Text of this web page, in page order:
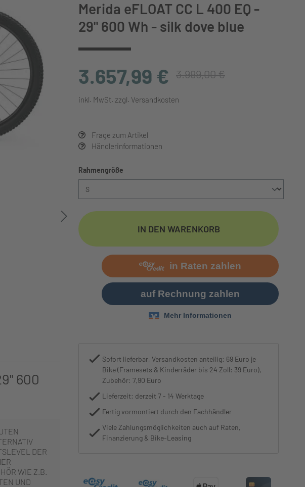
Motor
Bosch Performance
Merida eFLOAT CC L 400 EQ -
29" 600 Wh - silk dove blue
3.657,99 € 3.999,00 €
inkl. MwSt. zzgl. Versandkosten
Frage zum Artikel
Händlerinformationen
Rahmengröße
IN DEN WARENKORB
Sofort lieferbar, Versandkosten anteilig: 69 Euro je
Bike (Framesets & Kinderräder bis 24 Zoll: 39 Euro),
Zubehör: 7,90 Euro
Lieferzeit: derzeit 7 - 14 Werktage
Fertig vormontiert durch den Fachhändler
Viele Zahlungsmöglichkeiten auch auf Raten,
Finanzierung & Bike-Leasing
600
DER
WIE Z.B.
UND